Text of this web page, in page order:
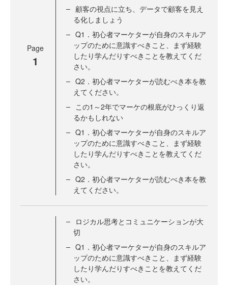
Page
1
顧客の視点に立ち、データで顧客を見え
る化しましょう
Q1．初心者マーケターが自身のスキルア
ップのために意識すべきこと、まず経験
したり学んだりすべきことを教えてくだ
さい。
Q2．初心者マーケターが読むべき本を教
えてください。
この1～2年でマーケの根底がひっくり返
るかもしれない
Q1．初心者マーケターが自身のスキルア
ップのために意識すべきこと、まず経験
したり学んだりすべきことを教えてくだ
さい。
Q2．初心者マーケターが読むべき本を教
えてください。
ロジカル思考とコミュニケーションが大
切
Q1．初心者マーケターが自身のスキルア
ップのために意識すべきこと、まず経験
したり学んだりすべきことを教えてくだ
さい。